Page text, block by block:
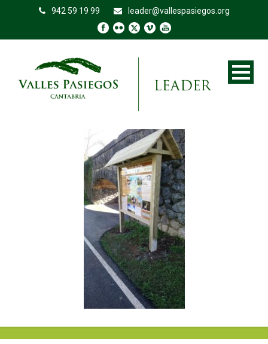
942 59 19 99 leader@vallespasiegos.org